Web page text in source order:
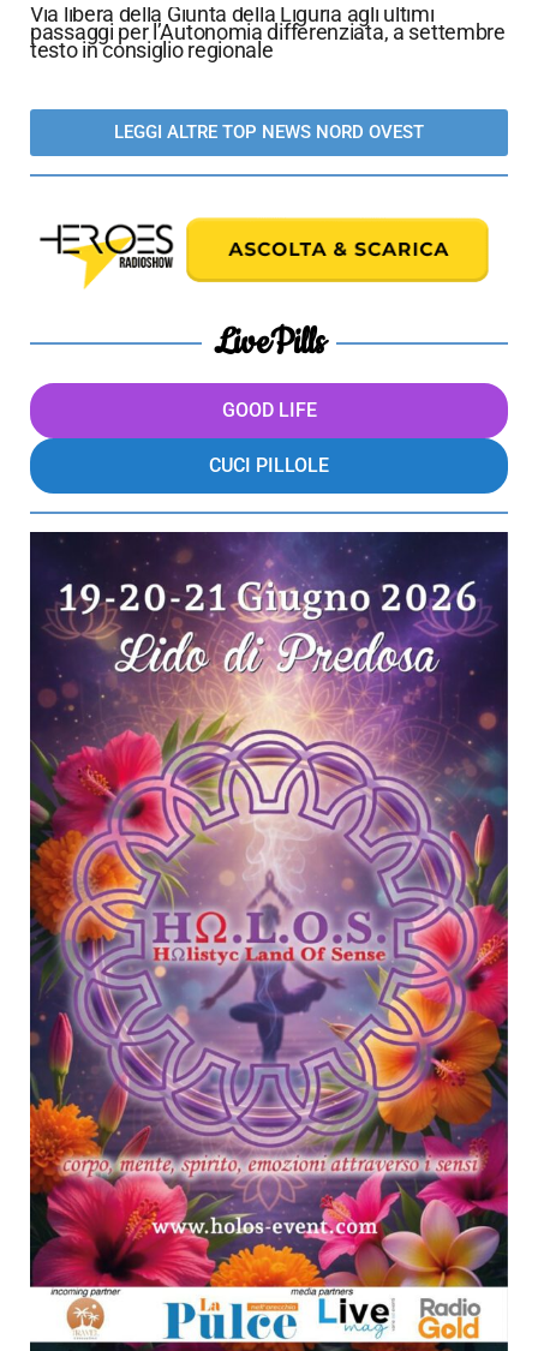
Via libera della Giunta della Liguria agli ultimi
passaggi per l’Autonomia differenziata, a settembre
testo in consiglio regionale
LEGGI ALTRE TOP NEWS NORD OVEST
LivePills
GOOD LIFE
CUCI PILLOLE